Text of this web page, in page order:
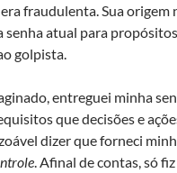
fraudulenta. Sua origem
atual para
golpista.
entreguei minha
que decisões e
dizer que forneci
. Afinal de contas, só